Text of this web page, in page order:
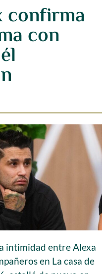
confirma
con
intimidad entre Alexa
en La casa de